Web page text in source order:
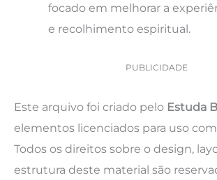
focado em melhorar a
e recolhimento espiritual.
PUBLICIDADE
Este arquivo foi criado pelo Estuda
elementos licenciados para uso
Todos os direitos sobre o design,
estrutura deste material são